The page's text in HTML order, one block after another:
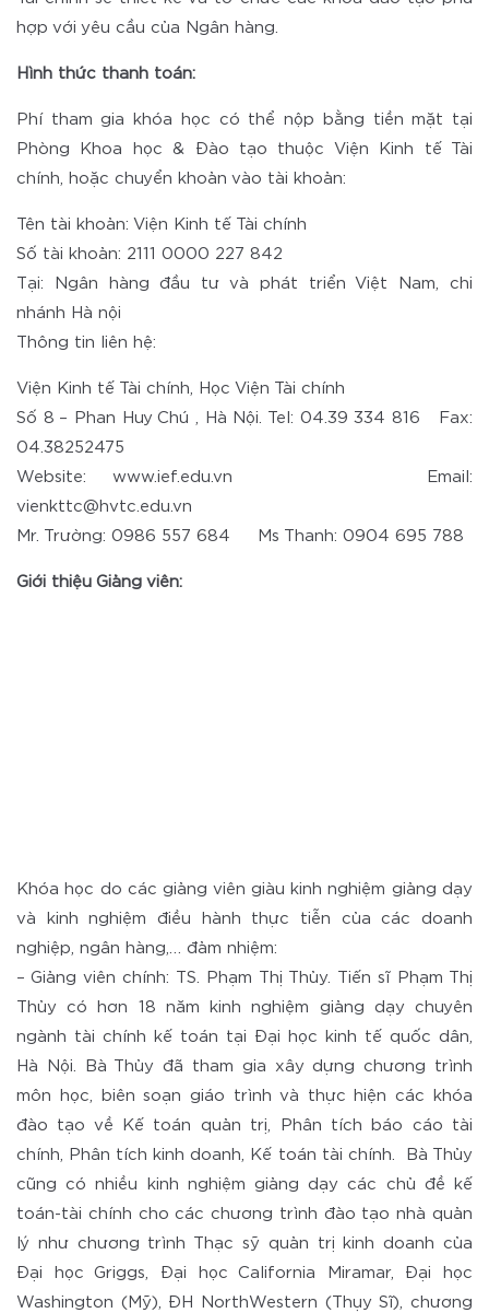
hợp với yêu cầu của Ngân hàng.
Hình thức thanh toán:
Phí tham gia khóa học có thể nộp bằng tiền mặt tại
Phòng Khoa học & Đào tạo thuộc Viện Kinh tế Tài
chính, hoặc chuyển khoản vào tài khoản:
Tên tài khoản: Viện Kinh tế Tài chính
Số tài khoản: 2111 0000 227 842
Tại: Ngân hàng đầu tư và phát triển Việt Nam, chi
nhánh Hà nội
Thông tin liên hệ:
Viện Kinh tế Tài chính, Học Viện Tài chính
Số 8 – Phan Huy Chú , Hà Nội. Tel: 04.39 334 816 Fax:
04.38252475
Website: www.ief.edu.vn Email:
vienkttc@hvtc.edu.vn
Mr. Trường: 0986 557 684 Ms Thanh: 0904 695 788
Giới thiệu Giảng viên:
Khóa học do các giảng viên giàu kinh nghiệm giảng dạy
và kinh nghiệm điều hành thực tiễn của các doanh
nghiệp, ngân hàng,… đảm nhiệm:
– Giảng viên chính: TS. Phạm Thị Thủy. Tiến sĩ Phạm Thị
Thủy có hơn 18 năm kinh nghiệm giảng dạy chuyên
ngành tài chính kế toán tại Đại học kinh tế quốc dân,
Hà Nội. Bà Thủy đã tham gia xây dựng chương trình
môn học, biên soạn giáo trình và thực hiện các khóa
đào tạo về Kế toán quản trị, Phân tích báo cáo tài
chính, Phân tích kinh doanh, Kế toán tài chính. Bà Thủy
cũng có nhiều kinh nghiệm giảng dạy các chủ đề kế
toán-tài chính cho các chương trình đào tạo nhà quản
lý như chương trình Thạc sỹ quản trị kinh doanh của
Đại học Griggs, Đại học California Miramar, Đại học
Washington (Mỹ), ĐH NorthWestern (Thụy Sĩ), chương